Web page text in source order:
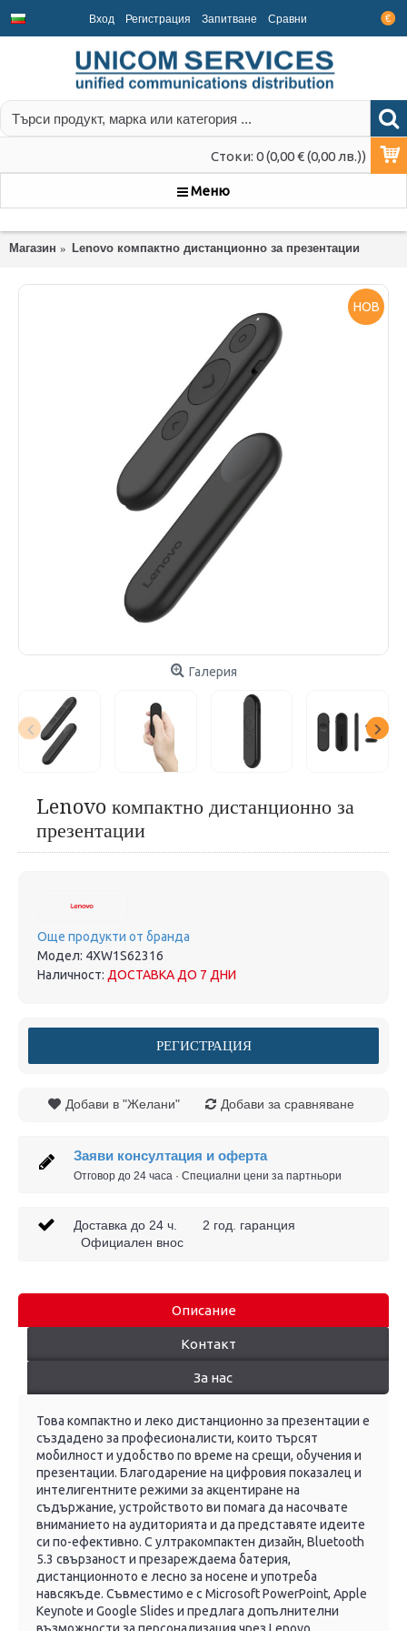
€
Вход Регистрация Запитване Срaвни
Стоки: 0 (0,00 € (0,00 лв.))
Меню
Магазин Lenovo компактно дистанционно за презентации
НОВ
Галерия
Lenovo компактно дистанционно за
презентации
Още продукти от бранда
Модел: 4XW1S62316
Наличност: ДОСТАВКА ДО 7 ДНИ
РЕГИСТРАЦИЯ
Добави в "Желани" Добави за сравняване
Заяви консултация и оферта
Отговор до 24 часа · Специални цени за партньори
Доставка до 24 ч. 2 год. гаранция
Официален внос
Описание
Контакт
За нас
Това компактно и леко дистанционно за презентации е
създадено за професионалисти, които търсят
мобилност и удобство по време на срещи, обучения и
презентации. Благодарение на цифровия показалец и
интелигентните режими за акцентиране на
съдържание, устройството ви помага да насочвате
вниманието на аудиторията и да представяте идеите
си по-ефективно. С ултракомпактен дизайн, Bluetooth
5.3 свързаност и презареждаема батерия,
дистанционното е лесно за носене и употреба
навсякъде. Съвместимо е с Microsoft PowerPoint, Apple
Keynote и Google Slides и предлага допълнителни
възможности за персонализация чрез Lenovo